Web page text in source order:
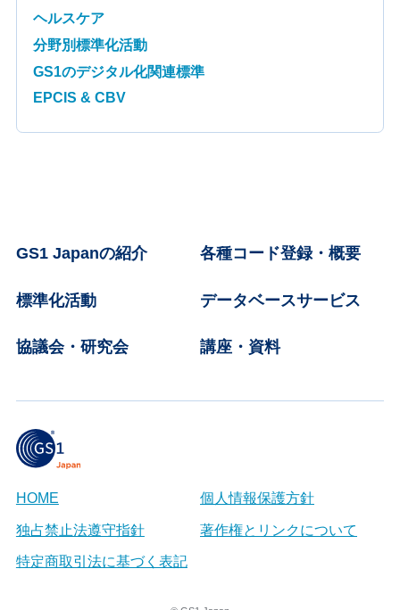
ヘルスケア
分野別標準化活動
GS1のデジタル化関連標準
EPCIS & CBV
GS1 Japanの紹介 各種コード登録・概要
標準化活動 データベースサービス
協議会・研究会 講座・資料
HOME 個人情報保護方針
独占禁止法遵守指針 著作権とリンクについて
特定商取引法に基づく表記